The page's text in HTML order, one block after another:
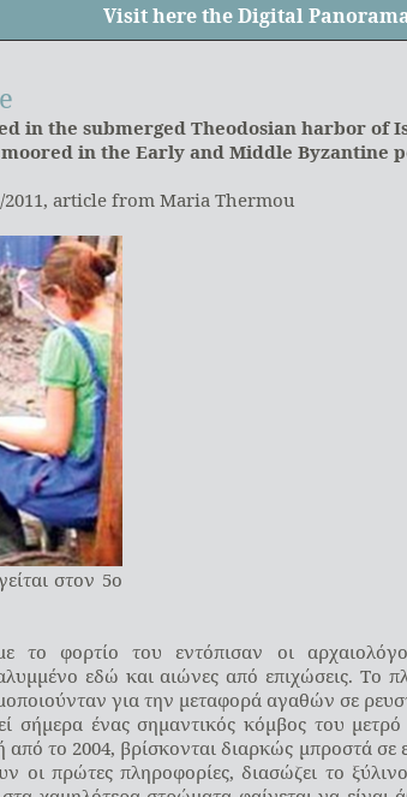
Visitherethe Digital
in the submerged Theodosian harbor
in the Early and Middle Byzantine
article from Maria Thermou
στον 5ο
το φορτίο του εντόπισαν οι
εδώ και αιώνες από επιχώσεις. Το
για την μεταφορά αγαθών σε
σήμερα ένας σημαντικός κόμβος του
το 2004, βρίσκονται διαρκώς μπροστά σε
οι πρώτες πληροφορίες, διασώζει το